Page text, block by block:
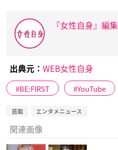
『女性自身』編
出典元： WEB女性自身
BE:FIRST YouTube
芸能 エンタメニュース
関連画像